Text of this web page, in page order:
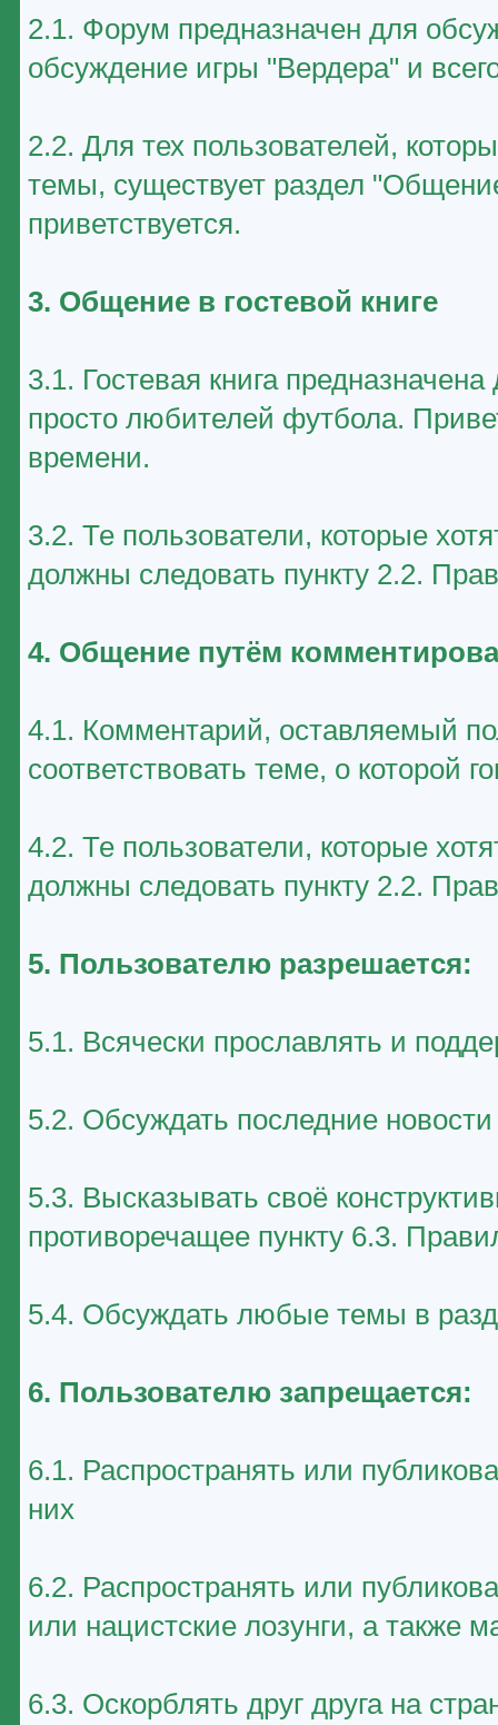
2.1. Форум предназначен для
обсуждение игры "Вердера" и
2.2. Для тех пользователей,
темы, существует раздел
приветствуется.
3. Общение в гостевой книге
3.1. Гостевая книга
просто любителей футбола.
времени.
3.2. Те пользователи, которые
должны следовать пункту 2.2.
4. Общение путём
4.1. Комментарий, оставляемый
соответствовать теме, о которой
4.2. Те пользователи, которые
должны следовать пункту 2.2.
5. Пользователю разрешается:
5.1. Всячески прославлять и
5.2. Обсуждать последние
5.3. Высказывать своё
противоречащее пункту 6.3.
5.4. Обсуждать любые темы в
6. Пользователю запрещается:
6.1. Распространять или
них
6.2. Распространять или
или нацистские лозунги, а также
6.3. Оскорблять друг друга на